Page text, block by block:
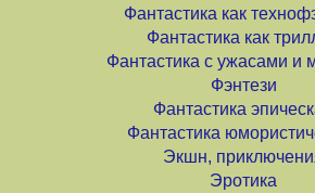
Фантастика как
Фантастика как
Фантастика с ужасами и
Фэнтези
Фантастика
Фантастика
Экшн,
Эротика